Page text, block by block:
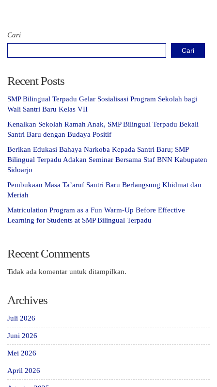
Cari
Cari
Recent Posts
SMP Bilingual Terpadu Gelar Sosialisasi Program Sekolah bagi
Wali Santri Baru Kelas VII
Kenalkan Sekolah Ramah Anak, SMP Bilingual Terpadu Bekali
Santri Baru dengan Budaya Positif
Berikan Edukasi Bahaya Narkoba Kepada Santri Baru; SMP
Bilingual Terpadu Adakan Seminar Bersama Staf BNN Kabupaten
Sidoarjo
Pembukaan Masa Ta’aruf Santri Baru Berlangsung Khidmat dan
Meriah
Matriculation Program as a Fun Warm-Up Before Effective
Learning for Students at SMP Bilingual Terpadu
Recent Comments
Tidak ada komentar untuk ditampilkan.
Archives
Juli 2026
Juni 2026
Mei 2026
April 2026